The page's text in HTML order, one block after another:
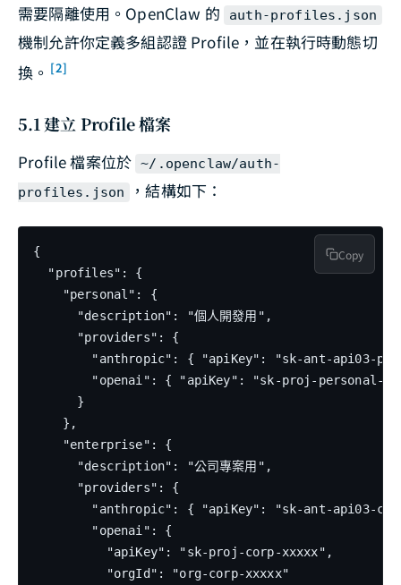
需要隔離使用。OpenClaw 的
auth-profiles.json
機制允許你定義多組認證 Profile，並在執行時動態切
換。 [2]
5.1 建立 Profile 檔案
Profile 檔案位於 ~/.openclaw/auth-
profiles.json
，結構如下：
{
  "profiles": {
    "personal": {
      "description": "個人開發用",
      "providers": {
"anthropic": { "apiKey": "sk-ant-api03-
"openai": { "apiKey": "sk-proj-personal-
      }
    },
    "enterprise": {
      "description": "公司專案用",
      "providers": {
"anthropic": { "apiKey": "sk-ant-api03-
        "openai": {
          "apiKey": "sk-proj-corp-xxxxx",
          "orgId": "org-corp-xxxxx"
Copy